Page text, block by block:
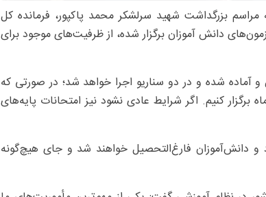
بزرگداشت شهید سرلشکر محمد پاکپور، فرمانده کل
دانش آموزان برگزار شده، از ظرفیت‌های موجود برای
و آماده شده و در دو سناریو اجرا خواهد شد؛ در صورتی که
عادی شود، بنا داریم آزمون‌های نهایی را از ۲۱ تیرماه برگزار کنیم. اگر شرایط عادی نشود نیز امتحانات پایه‌های
و دانش‌آموزان فارغ‌التحصیل خواهند شد و جای هیچ‌گونه